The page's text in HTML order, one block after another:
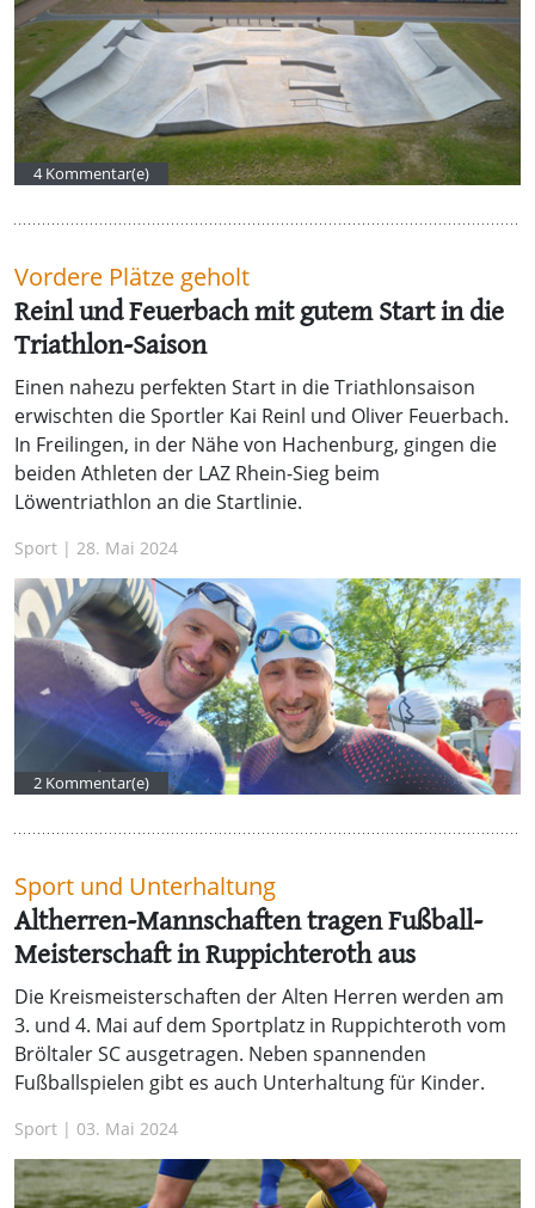
4 Kommentar(e)
Vordere Plätze geholt
Reinl und Feuerbach mit gutem Start in die
Triathlon-Saison
Einen nahezu perfekten Start in die Triathlonsaison
erwischten die Sportler Kai Reinl und Oliver Feuerbach.
In Freilingen, in der Nähe von Hachenburg, gingen die
beiden Athleten der LAZ Rhein-Sieg beim
Löwentriathlon an die Startlinie.
Sport | 28. Mai 2024
2 Kommentar(e)
Sport und Unterhaltung
Altherren-Mannschaften tragen Fußball-
Meisterschaft in Ruppichteroth aus
Die Kreismeisterschaften der Alten Herren werden am
3. und 4. Mai auf dem Sportplatz in Ruppichteroth vom
Bröltaler SC ausgetragen. Neben spannenden
Fußballspielen gibt es auch Unterhaltung für Kinder.
Sport | 03. Mai 2024